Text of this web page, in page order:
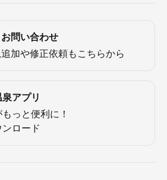
問い合わせ
加や修正依頼もこちらから
アプリ
っと便利に！
ロード